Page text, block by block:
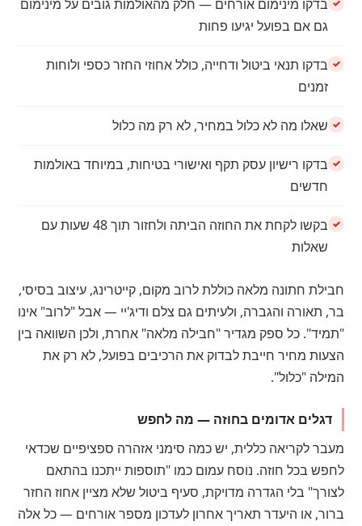
בדקו מינימום אורחים — חלק מהאולמות גובים על מינימום
גם אם בפועל יגיעו פחות
בדקו תנאי ביטול ודחייה, כולל אחוזי החזר כספי ולוחות
זמנים
שאלו מה לא כלול במחיר, לא רק מה כלול
בדקו רישיון עסק תקף ואישורי בטיחות, במיוחד באולמות
חדשים
בקשו לקחת את החוזה הביתה ולחזור תוך 48 שעות עם
שאלות
חבילת חתונה מלאה כוללת לרוב מקום, קייטרינג, עיצוב בסיסי,
בר, תאורה והגברה, ולעיתים גם צלם ודיג'יי — אבל "לרוב" אינו
"תמיד". כל ספק מגדיר "חבילה מלאה" אחרת, ולכן השוואה בין
הצעות מחיר חייבת לבדוק את הרכיבים בפועל, לא רק את
המילה "כלול".
דגלים אדומים בחוזה — מה לחפש
מעבר לקריאה כללית, יש כמה סימני אזהרה ספציפיים שכדאי
לחפש בכל חוזה. נוסח עמום כמו "תוספות ייתכנו בהתאם
לצורך" בלי הגדרה מדויקת, סעיף ביטול שלא מציין אחוז החזר
ברור, או היעדר תאריך אחרון לעדכון מספר אורחים — כל אלה